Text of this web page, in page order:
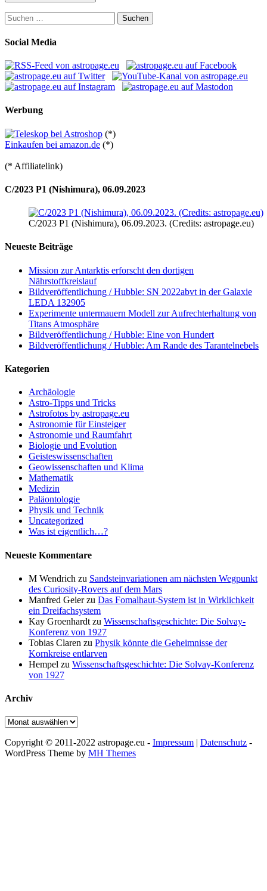
Suchen
nach:
Social Media
Werbung
(*)
Einkaufen bei amazon.de (*)
(* Affiliatelink)
C/2023 P1 (Nishimura), 06.09.2023
C/2023 P1 (Nishimura), 06.09.2023. (Credits: astropage.eu)
Neueste Beiträge
Mission zur Antarktis erforscht den dortigen
Nährstoffkreislauf
Bildveröffentlichung / Hubble: SN 2022abvt in der Galaxie
LEDA 132905
Experimente untermauern Modell zur Aufrechterhaltung von
Titans Atmosphäre
Bildveröffentlichung / Hubble: Eine von Hundert
Bildveröffentlichung / Hubble: Am Rande des Tarantelnebels
Kategorien
Archäologie
Astro-Tipps und Tricks
Astrofotos by astropage.eu
Astronomie für Einsteiger
Astronomie und Raumfahrt
Biologie und Evolution
Geisteswissenschaften
Geowissenschaften und Klima
Mathematik
Medizin
Paläontologie
Physik und Technik
Uncategorized
Was ist eigentlich…?
Neueste Kommentare
M Wendrich zu Sandsteinvariationen am nächsten Wegpunkt
des Curiosity-Rovers auf dem Mars
Manfred Geierzu Das Fomalhaut-System ist in Wirklichkeit
ein Dreifachsystem
Kay Groenhardt zu Wissenschaftsgeschichte: Die Solvay-
Konferenz von 1927
Tobias Claren zu Physik könnte die Geheimnisse der
Kornkreise entlarven
Hempel zu Wissenschaftsgeschichte: Die Solvay-Konferenz
von 1927
Archiv
Archiv
Copyright © 2011-2022 astropage.eu - Impressum | Datenschutz -
WordPress Theme by MH Themes